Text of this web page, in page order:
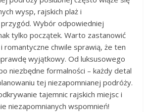
wysp, rajskich plaż i
Wybór odpowiedniej
tylko początek. Warto zastanowić
romantyczne chwile sprawią, że ten
wyjątkowy. Od luksusowego
niezbędne formalności – każdy detal
tej niezapomnianej podróży.
tajemnic rajskich miejsc i
niezapomnianych wspomnień!